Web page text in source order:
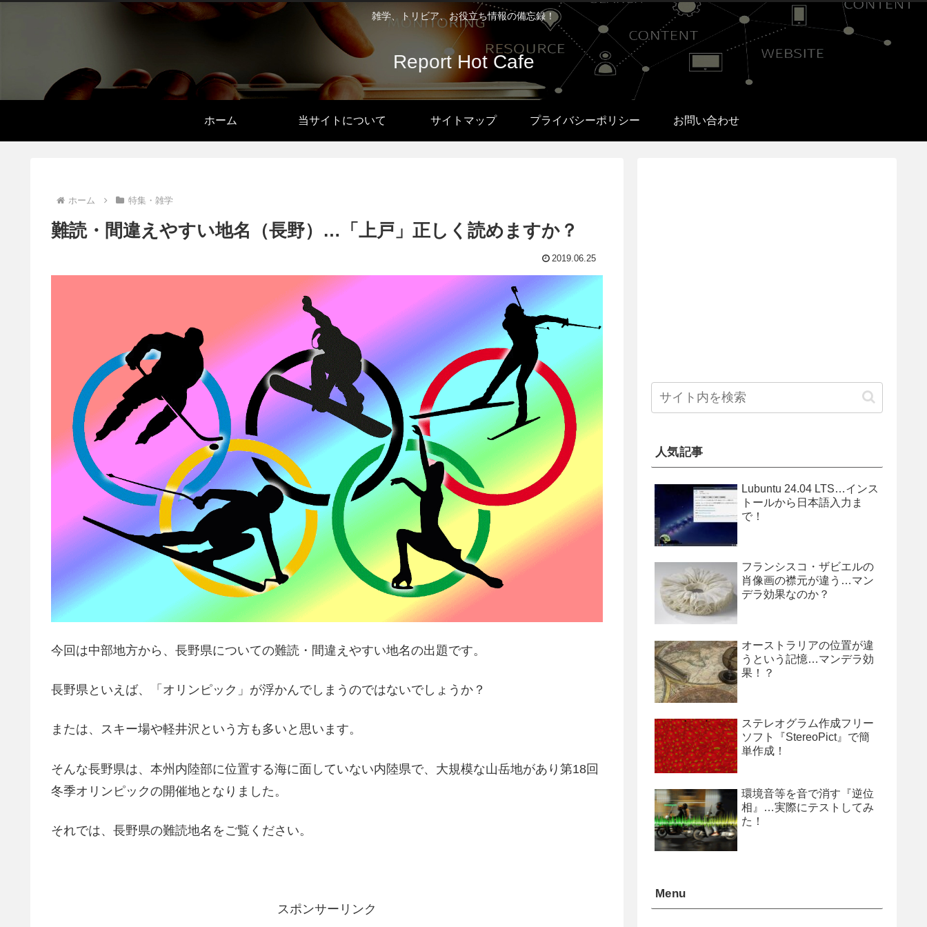
雑学、トリビア、お役立ち情報の備忘録！
Report Hot Cafe
ホーム 当サイトについて サイトマップ プライバシーポリシー お問い合わせ
ホーム 特集・雑学
難読・間違えやすい地名（長野）…「上戸」正しく読めますか？
2019.06.25
今回は中部地方から、長野県についての難読・間違えやすい地名の出題です。
長野県といえば、「オリンピック」が浮かんでしまうのではないでしょうか？
または、スキー場や軽井沢という方も多いと思います。
そんな長野県は、本州内陸部に位置する海に面していない内陸県で、大規模な山岳地があり第18回
冬季オリンピックの開催地となりました。
それでは、長野県の難読地名をご覧ください。
スポンサーリンク
人気記事
Lubuntu 24.04 LTS…インス
トールから日本語入力ま
で！
フランシスコ・ザビエルの
肖像画の襟元が違う…マン
デラ効果なのか？
オーストラリアの位置が違
うという記憶…マンデラ効
果！？
ステレオグラム作成フリー
ソフト『StereoPict』で簡
単作成！
環境音等を音で消す『逆位
相』…実際にテストしてみ
た！
Menu